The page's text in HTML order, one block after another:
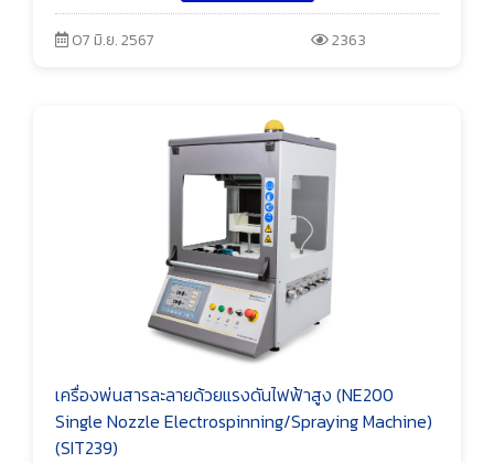
07 มิ.ย. 2567 2363
เครื่องพ่นสารละลายด้วยแรงดันไฟฟ้าสูง (NE200
Single Nozzle Electrospinning/Spraying Machine)
(SIT239)